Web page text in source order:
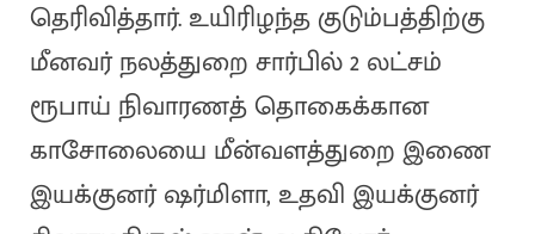
தெரிவித்தார். உயிரிழந்த குடும்பத்திற்கு
மீனவர் நலத்துறை சார்பில் 2 லட்சம்
ரூபாய் நிவாரணத் தொகைக்கான
காசோலையை மீன்வளத்துறை இணை
இயக்குனர் ஷர்மிளா, உதவி இயக்குனர்